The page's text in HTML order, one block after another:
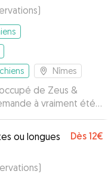
)
Nîmes
de Zeus &
à vraiment été
Merci !”
ou longues
Dès 12€
)